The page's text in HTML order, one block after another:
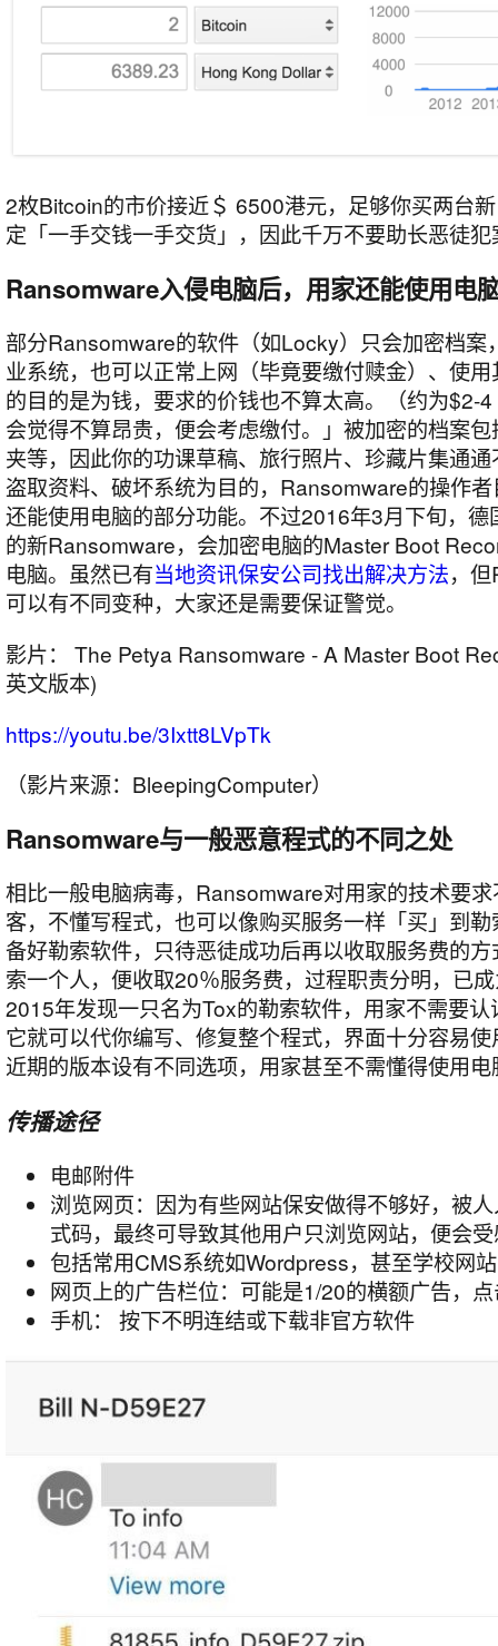
2枚Bitcoin的市价接近＄ 6500港元，足够你买两台
定「一手交钱一手交货」，因此千万不要助长恶徒犯
Ransomware入侵电脑后，用家还能使用电
部分Ransomware的软件（如Locky）只会加密档案
业系统，也可以正常上网（毕竟要缴付赎金）、使
的目的是为钱，要求的价钱也不算太高。（约为$2-
会觉得不算昂贵，便会考虑缴付。」被加密的档案
夹等，因此你的功课草稿、旅行​​照片、珍藏片集通
盗取资料、破坏系统为目的，Ransomware的操作
还能使用电脑的部分功能。不过2016年3月下旬，
的新Ransomware，会加密电脑的Master Boot
电脑。虽然已有当地资讯保安公司找出解决方法，
可以有不同变种，大家还是需要保证警觉。
影片： The Petya Ransomware - A Master Boot
英文版本)
https://youtu.be/3Ixtt8LVpTk
（影片来源：BleepingComputer）
Ransomware与一般恶意程式的不同之处
相比一般电脑病毒，Ransomware对用家的技术要
客，不懂写程式，也可以像购买服务一样「买」到
备好勒索软件，只待恶徒成功后再以收取服务费的
索一个人，便收取20％服务费，过程职责分明，已
2015年发现一只名为Tox的勒索软件，用家不需要
它就可以代你编写、修复整个程式，界面十分容易
近期的版本设有不同选项，用家甚至不需懂得使用电
传播途径
电邮附件
浏览网页：因为有些网站保安做得不够好，被
式码，最终可导致其他用户只浏览网站，便会
包括常用CMS系统如Wordpress，甚至学校网站
网页上的广告栏位：可能是1/20的横额广告，
手机： 按下不明连结或下载非官方软件